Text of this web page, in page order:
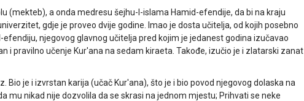
(mekteb), a onda medresu šejhu-l-islama Hamid-efendije, da bi na kraju
gdje je proveo dvije godine. Imao je dosta učitelja, od kojih posebno
njegovog glavnog učitelja pred kojim je jedanest godina izučavao
i pravilno učenje Kur'ana na sedam kiraeta. Takođe, izučio je i zlatarski zanat
Bio je i izvrstan karija (učač Kur'ana), što je i bio povod njegovog dolaska na
mu nikad nije dozvolila da se skrasi na jednom mjestu; Prihvati se neke